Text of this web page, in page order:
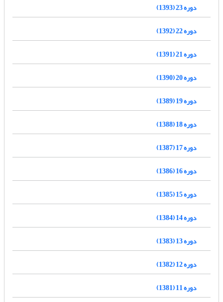
دوره 23 (1393)
دوره 22 (1392)
دوره 21 (1391)
دوره 20 (1390)
دوره 19 (1389)
دوره 18 (1388)
دوره 17 (1387)
دوره 16 (1386)
دوره 15 (1385)
دوره 14 (1384)
دوره 13 (1383)
دوره 12 (1382)
دوره 11 (1381)